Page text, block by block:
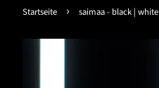
Startseite › saimaa - black | white